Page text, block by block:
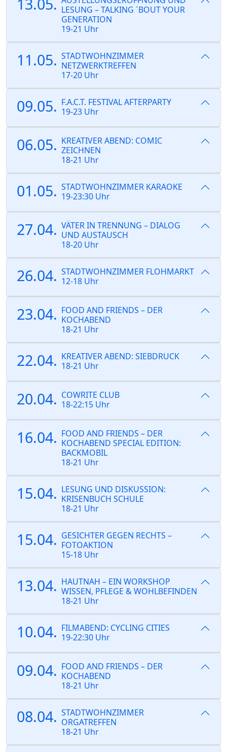
LESUNG – TALKING ´BOUT YOUR
GENERATION
19-21 Uhr
11.05. STADTWOHNZIMMER
NETZWERKTREFFEN
17-20 Uhr
09.05. F.A.C.T. FESTIVAL AFTERPARTY
19-23 Uhr
06.05. KREATIVER ABEND: COMIC
ZEICHNEN
18-21 Uhr
01.05. STADTWOHNZIMMER KARAOKE
19-23:30 Uhr
27.04. VÄTER IN TRENNUNG – DIALOG
UND AUSTAUSCH
18-20 Uhr
26.04. STADTWOHNZIMMER FLOHMARKT
12-18 Uhr
23.04. FOOD AND FRIENDS – DER
KOCHABEND
18-21 Uhr
22.04. KREATIVER ABEND: SIEBDRUCK
18-21 Uhr
20.04. COWRITE CLUB
18-22:15 Uhr
16.04. FOOD AND FRIENDS – DER
KOCHABEND SPECIAL EDITION:
BACKMOBIL
18-21 Uhr
15.04. LESUNG UND DISKUSSION:
KRISENBUCH SCHULE
18-21 Uhr
15.04. GESICHTER GEGEN RECHTS –
FOTOAKTION
15-18 Uhr
13.04. HAUTNAH – EIN WORKSHOP
WISSEN, PFLEGE & WOHLBEFINDEN
18-21 Uhr
10.04. FILMABEND: CYCLING CITIES
19-22:30 Uhr
09.04. FOOD AND FRIENDS – DER
KOCHABEND
18-21 Uhr
08.04. STADTWOHNZIMMER
ORGATREFFEN
18-21 Uhr